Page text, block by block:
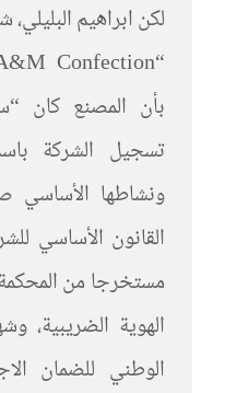
لكن ابراهيم
بأن المصنع كان
ونشاطها الأساسي
القانون الأساسي
مستخرجا من
الهوية الضريبية،
الوطني للضمان